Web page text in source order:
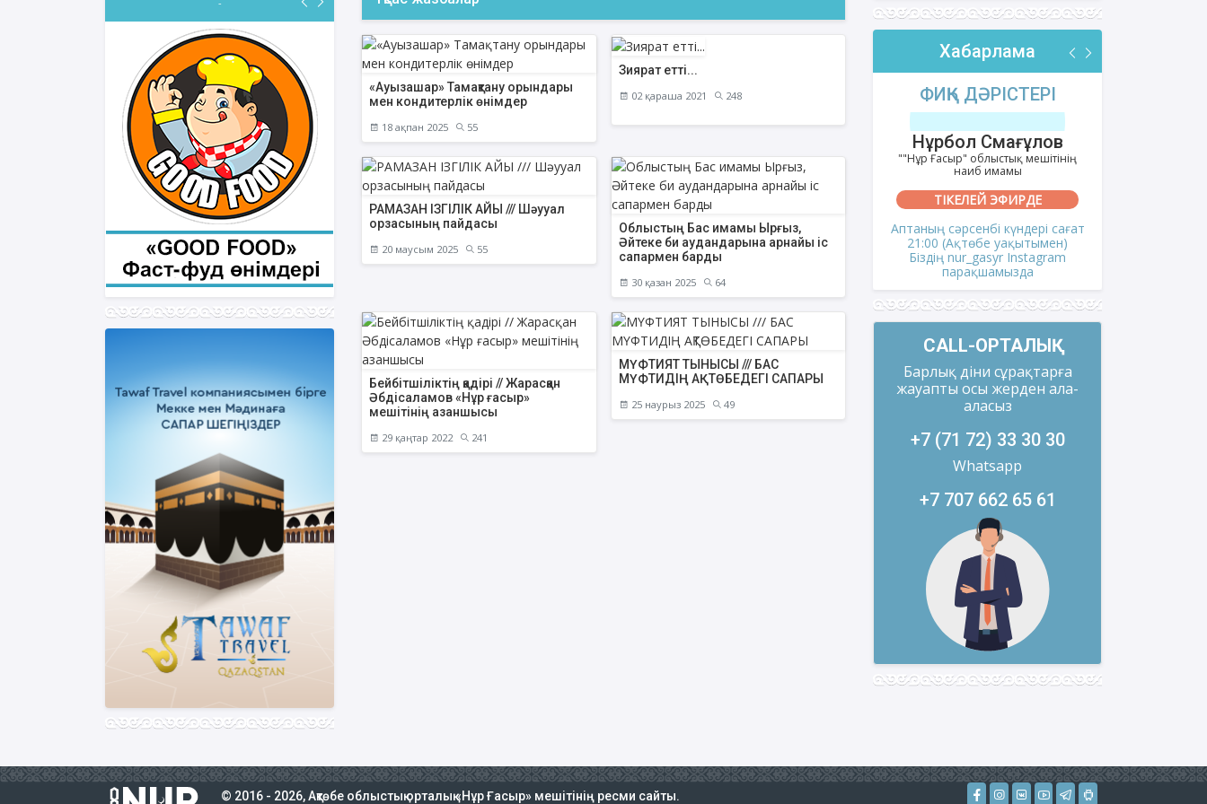
«Ауызашар» Тамақтану орындары
мен кондитерлік өнімдер
18 ақпан 2025 55
Зиярат етті...
02 қараша 2021 248
РАМАЗАН ІЗГІЛІК АЙЫ /// Шәууал
орзасының пайдасы
20 маусым 2025 55
Облыстың Бас имамы Ырғыз,
Әйтеке би аудандарына арнайы іс
сапармен барды
30 қазан 2025 64
Бейбітшіліктің қадірі // Жарасқан
Әбдісаламов «Нұр ғасыр»
мешітінің азаншысы
29 қаңтар 2022 241
МҮФТИЯТ ТЫНЫСЫ /// БАС
МҮФТИДІҢ АҚТӨБЕДЕГІ САПАРЫ
25 наурыз 2025 49
Хабарлама
ФИҚҺ ДӘРІСТЕРІ
Нұрбол Смағұлов
""Нұр Ғасыр" облыстық мешітінің
наиб имамы
ТІКЕЛЕЙ ЭФИРДЕ
Аптаның сәрсенбі күндері сағат
21:00 (Ақтөбе уақытымен)
Біздің nur_gasyr Instagram
АҚИДА ДӘРІСТЕРІ
""Ақтөбе қалалық орталық" мешітінің
наиб имамы
ТІКЕЛЕЙ ЭФИРДЕ
Аптаның сенбі күндері сағат
21:00 (Ақтөбе уақытымен)
Біздің nur_gasyr Instagram
ФИҚҺ ДӘРІСТЕРІ
Нұрбол Смағұлов
""Нұр Ғасыр" облыстық мешітінің
наиб имамы
ТІКЕЛЕЙ ЭФИРДЕ
Аптаның сәрсенбі күндері сағат
21:00 (Ақтөбе уақытымен)
Біздің nur_gasyr Instagram
парақшамызда
CALL-ОРТАЛЫҚ
Барлық діни сұрақтарға
жауапты осы жерден ала-
аласыз
+7 (71 72) 33 30 30
Whatsapp
+7 707 662 65 61
© 2016 - 2026, Ақтөбе облыстық орталық «Нұр Ғасыр» мешітінің ресми сайты.